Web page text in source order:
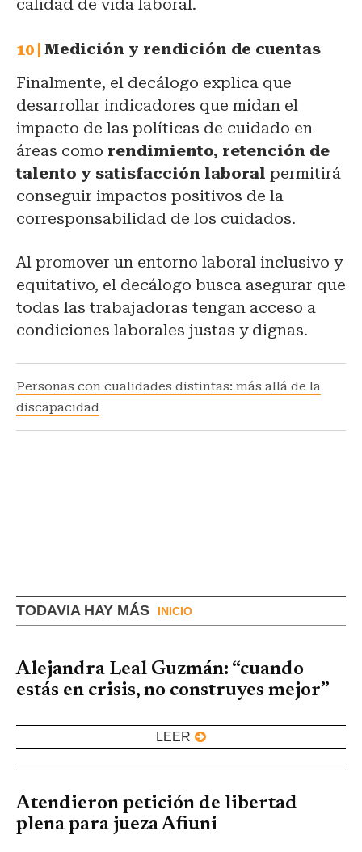
calidad de vida laboral.
Medición y rendición de cuentas
Finalmente, el decálogo explica que
desarrollar indicadores que midan el
impacto de las políticas de cuidado en
áreas como rendimiento, retención de
talento y satisfacción laboral permitirá
conseguir impactos positivos de la
corresponsabilidad de los cuidados.
Al promover un entorno laboral inclusivo y
equitativo, el decálogo busca asegurar que
todas las trabajadoras tengan acceso a
condiciones laborales justas y dignas.
Personas con cualidades distintas: más allá de la
discapacidad
TODAVIA HAY MÁS INICIO
Alejandra Leal Guzmán: “cuando
estás en crisis, no construyes mejor”
LEER
Atendieron petición de libertad
plena para jueza Afiuni